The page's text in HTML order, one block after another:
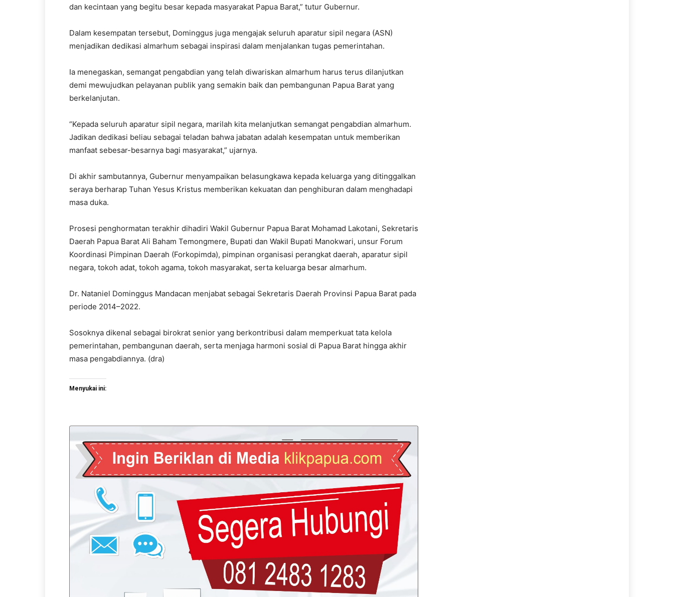
dan kecintaan yang begitu besar kepada masyarakat Papua Barat,” tutur Gubernur.
Dalam kesempatan tersebut, Dominggus juga mengajak seluruh aparatur sipil negara (ASN)
menjadikan dedikasi almarhum sebagai inspirasi dalam menjalankan tugas pemerintahan.
Ia menegaskan, semangat pengabdian yang telah diwariskan almarhum harus terus dilanjutkan
demi mewujudkan pelayanan publik yang semakin baik dan pembangunan Papua Barat yang
berkelanjutan.
“Kepada seluruh aparatur sipil negara, marilah kita melanjutkan semangat pengabdian almarhum.
Jadikan dedikasi beliau sebagai teladan bahwa jabatan adalah kesempatan untuk memberikan
manfaat sebesar-besarnya bagi masyarakat,” ujarnya.
Di akhir sambutannya, Gubernur menyampaikan belasungkawa kepada keluarga yang ditinggalkan
seraya berharap Tuhan Yesus Kristus memberikan kekuatan dan penghiburan dalam menghadapi
masa duka.
Prosesi penghormatan terakhir dihadiri Wakil Gubernur Papua Barat Mohamad Lakotani, Sekretaris
Daerah Papua Barat Ali Baham Temongmere, Bupati dan Wakil Bupati Manokwari, unsur Forum
Koordinasi Pimpinan Daerah (Forkopimda), pimpinan organisasi perangkat daerah, aparatur sipil
negara, tokoh adat, tokoh agama, tokoh masyarakat, serta keluarga besar almarhum.
Dr. Nataniel Dominggus Mandacan menjabat sebagai Sekretaris Daerah Provinsi Papua Barat pada
periode 2014–2022.
Sosoknya dikenal sebagai birokrat senior yang berkontribusi dalam memperkuat tata kelola
pemerintahan, pembangunan daerah, serta menjaga harmoni sosial di Papua Barat hingga akhir
masa pengabdiannya. (dra)
Menyukai ini: